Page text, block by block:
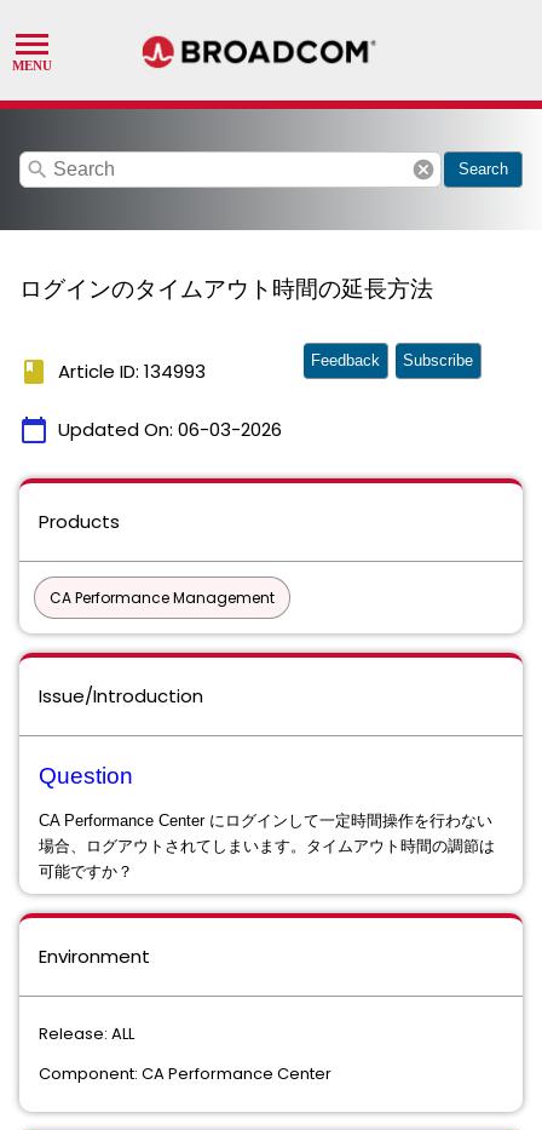
search cancel Search
ログインのタイムアウト時間の延長方法
book Article ID: 134993
calendar_today Updated On: 06-03-2026
Feedback Subscribe
Products
CA Performance Management
Issue/Introduction
Question
CA Performance Center にログインして一定時間操作を行わない
場合、ログアウトされてしまいます。タイムアウト時間の調節は
可能ですか？
Environment
Release: ALL
Component: CA Performance Center